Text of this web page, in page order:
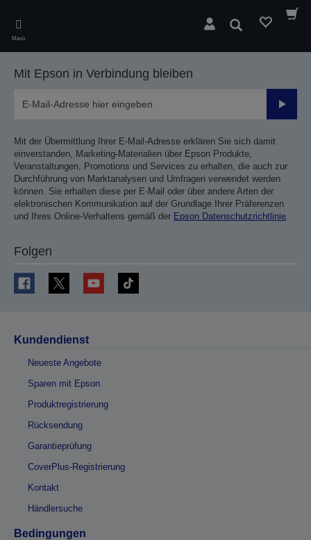
main
content
Menü
Suchen
Mit Epson in Verbindung bleiben
Mit der Übermittlung Ihrer E-Mail-Adresse erklären Sie sich damit
einverstanden, Marketing-Materialien über Epson Produkte,
Veranstaltungen, Promotions und Services zu erhalten, die auch zur
Durchführung von Marktanalysen und Umfragen verwendet werden
können. Sie erhalten diese per E-Mail oder über andere Arten der
elektronischen Kommunikation auf der Grundlage Ihrer Präferenzen
und Ihres Online-Verhaltens gemäß der Epson Datenschutzrichtlinie.
Folgen
Kundendienst
Neueste Angebote
Sparen mit Epson
Produktregistrierung
Rücksendung
Garantieprüfung
CoverPlus-Registrierung
Kontakt
Händlersuche
Bedingungen